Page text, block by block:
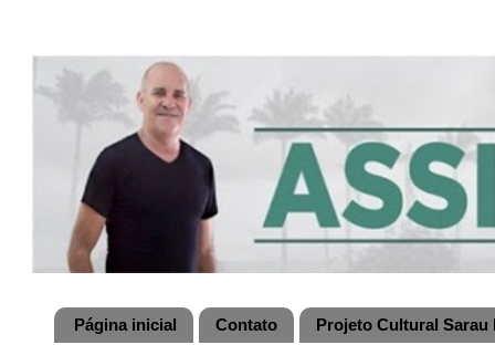
Página inicial Contato Projeto Cultural